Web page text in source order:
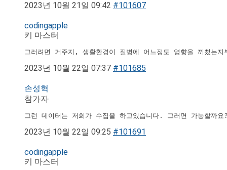
2023년 10월 21일 09:42 #101607
codingapple
키 마스터
그러려면 거주지, 생활환경이 질병에 어느정도 영향을 끼쳤는
2023년 10월 22일 07:37 #101685
손성혁
참가자
그런 데이터는 저희가 수집을 하고있습니다. 그러면 가능할까요
2023년 10월 22일 09:25 #101691
codingapple
키 마스터